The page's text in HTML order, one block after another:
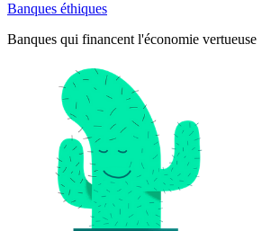
Banques éthiques
Banques qui financent l'économie vertueuse